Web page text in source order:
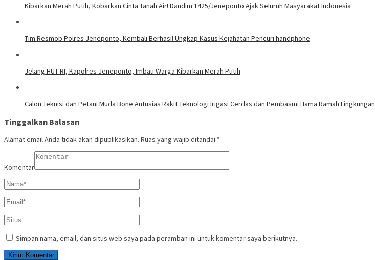
Kibarkan Merah Putih, Kobarkan Cinta Tanah Air! Dandim 1425/Jeneponto Ajak Seluruh Masyarakat Indonesia
Tim Resmob Polres Jeneponto, Kembali Berhasil Ungkap Kasus Kejahatan Pencuri handphone
Jelang HUT RI, Kapolres Jeneponto, Imbau Warga Kibarkan Merah Putih
Calon Teknisi dan Petani Muda Bone Antusias Rakit Teknologi Irigasi Cerdas dan Pembasmi Hama Ramah Lingkungan
Tinggalkan Balasan
Alamat email Anda tidak akan dipublikasikan. Ruas yang wajib ditandai *
Komentar
Simpan nama, email, dan situs web saya pada peramban ini untuk komentar saya berikutnya.